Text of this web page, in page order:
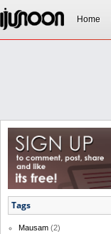
Home
Tags
Mausam (2)